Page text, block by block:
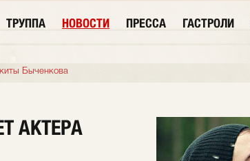
ТРУППА НОВОСТИ ПРЕССА ГАСТРОЛИ
Быченкова
АКТЕРА